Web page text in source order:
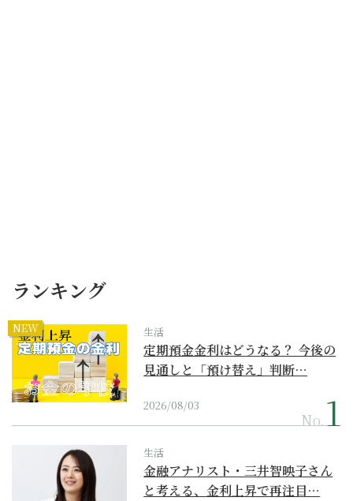
ランキング
NEW 生活
定期預金金利はどうなる？ 今後の
見通しと「預け替え」判断…
2026/08/03
No.
生活
金融アナリスト・三井智映子さん
と考える、金利上昇で再注目…